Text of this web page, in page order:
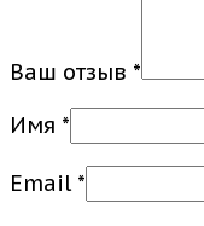
Ваш отзыв *
Имя *
Email *